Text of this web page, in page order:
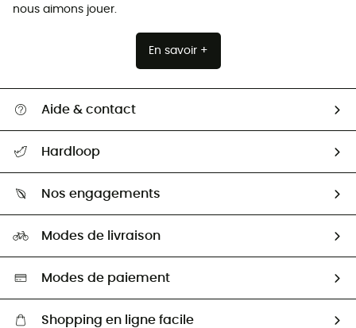
nous aimons jouer.
En savoir +
Aide & contact
Guide des tailles
Seconde Main
Aide & Contact
Hardloop
HardGuides
Nos engagements
Sélection éco-responsable
Modes de livraison
Modes de paiement
Shopping en ligne facile